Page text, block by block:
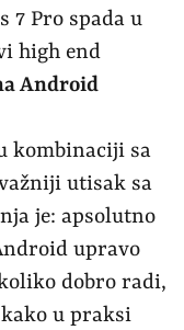
7 Pro spada u
high end
Android
kombinaciji sa
utisak sa
je: apsolutno
upravo
dobro radi,
u praksi